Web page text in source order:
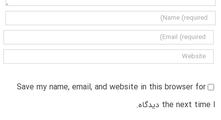
Save my name, email, and website in this browser for
the next time I دیدگاه.